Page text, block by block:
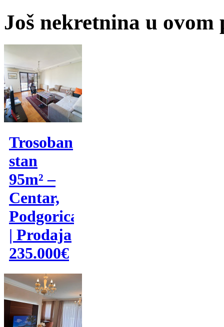
Još nekretnina u ovom
Trosoban
stan
95m² –
Centar,
Podgorica
| Prodaja
235.000€